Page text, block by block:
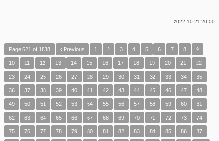
2022.10.21 20:00
Page 621 of 1838 ‹ Previous 1 2 3 4 5 6 7 8 9
10 11 12 13 14 15 16 17 18 19 20 21 22
23 24 25 26 27 28 29 30 31 32 33 34 35
36 37 38 39 40 41 42 43 44 45 46 47 48
49 50 51 52 53 54 55 56 57 58 59 60 61
62 63 64 65 66 67 68 69 70 71 72 73 74
75 76 77 78 79 80 81 82 83 84 85 86 87